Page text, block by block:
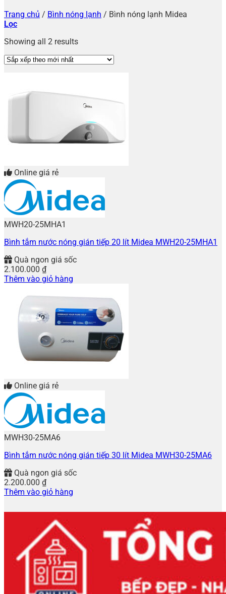
Trang chủ / Bình nóng lạnh / Bình nóng lạnh Midea
Lọc
Showing all 2 results
Online giá rẻ
MWH20-25MHA1
Bình tắm nước nóng gián tiếp 20 lít Midea MWH20-25MHA1
Quà ngon giá sốc
2.100.000 ₫
Thêm vào giỏ hàng
Online giá rẻ
MWH30-25MA6
Bình tắm nước nóng gián tiếp 30 lít Midea MWH30-25MA6
Quà ngon giá sốc
2.200.000 ₫
Thêm vào giỏ hàng